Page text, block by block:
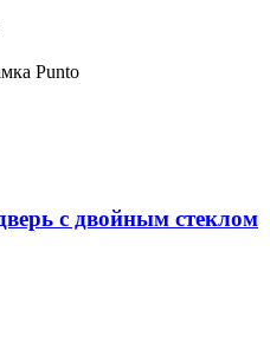
Punto
с двойным стеклом